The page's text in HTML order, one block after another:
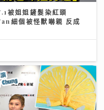
被姐姐鏟髮染紅頭
細個被怪獸嚇親 反成